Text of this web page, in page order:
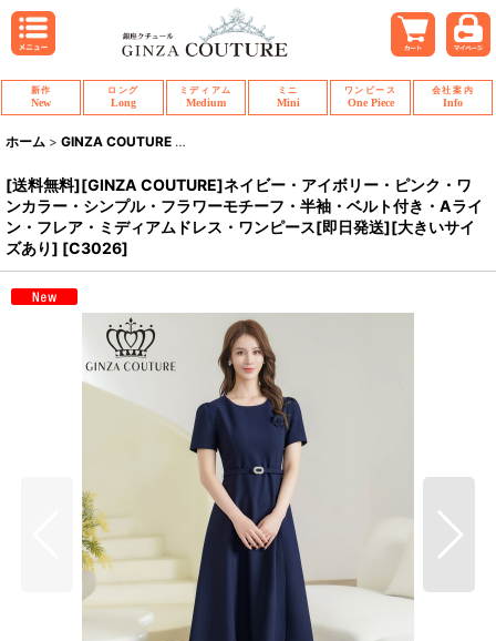
新作
New
ロング
Long
ミディアム
Medium
ミニ
Mini
ワンピース
One Piece
会社案内
Info
ホーム > GINZA COUTURE >
[送料無料][GINZA COUTURE]ネイビー・アイボリー・ピンク・ワ
ンカラー・シンプル・フラワーモチーフ・半袖・ベルト付き・Aライ
ン・フレア・ミディアムドレス・ワンピース[即日発送][大きいサイ
ズあり] [C3026]